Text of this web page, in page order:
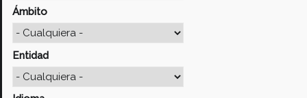
Ámbito
Entidad